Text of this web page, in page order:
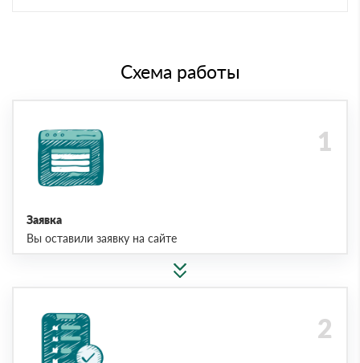
Схема работы
Заявка
Вы оставили заявку на сайте